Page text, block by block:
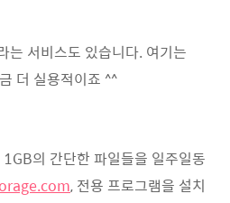
는 서비스도 있습니다. 여기는
더 실용적이죠 ^^
의 간단한 파일들을 일주일동
, 전용 프로그램을 설치